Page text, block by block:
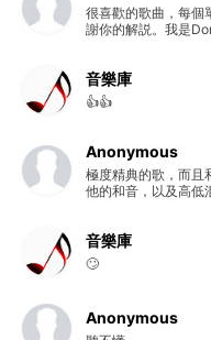
很喜歡的歌曲，每個
謝你的解説。我是
音樂庫
👍👍
Anonymous
極度精典的歌，而且
他的和音，以及高低
音樂庫
🙄
Anonymous